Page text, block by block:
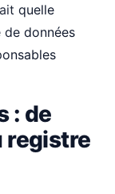
quelle
données
: de
registre